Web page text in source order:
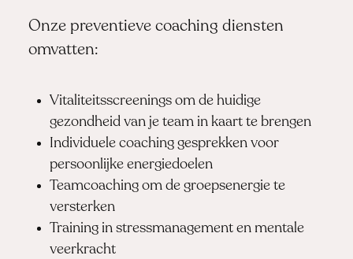
Onze preventieve coaching diensten
omvatten:
Vitaliteitsscreenings om de huidige
gezondheid van je team in kaart te brengen
Individuele coaching gesprekken voor
persoonlijke energiedoelen
Teamcoaching om de groepsenergie te
versterken
Training in stressmanagement en mentale
veerkracht